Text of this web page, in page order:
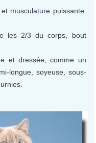
musculature puissante.
les 2/3 du corps, bout
et dressée, comme un
longue, soyeuse, sous-